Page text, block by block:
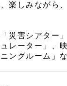
楽しみなが
災害シアタ
レーター」
ングルーム」